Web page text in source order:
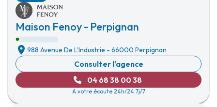
Maison Fenoy - Perpignan
988 Avenue De L'Industrie - 66000 Perpignan
Consulter l'agence
04 68 38 00 38
A votre écoute 24h/24 7j/7